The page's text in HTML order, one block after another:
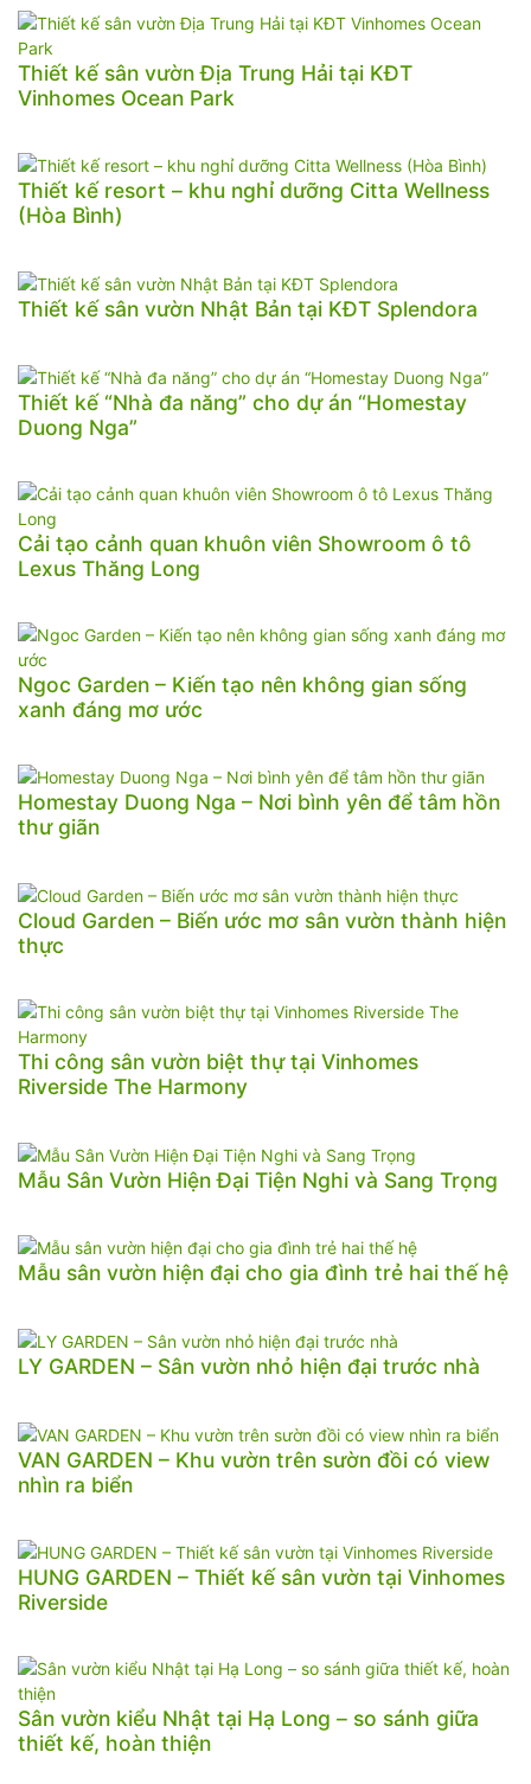
Thiết kế sân vườn Địa Trung Hải tại KĐT
Vinhomes Ocean Park
Thiết kế resort – khu nghỉ dưỡng Citta Wellness
(Hòa Bình)
Thiết kế sân vườn Nhật Bản tại KĐT Splendora
Thiết kế “Nhà đa năng” cho dự án “Homestay
Duong Nga”
Cải tạo cảnh quan khuôn viên Showroom ô tô
Lexus Thăng Long
Ngoc Garden – Kiến tạo nên không gian sống
xanh đáng mơ ước
Homestay Duong Nga – Nơi bình yên để tâm hồn
thư giãn
Cloud Garden – Biến ước mơ sân vườn thành hiện
thực
Thi công sân vườn biệt thự tại Vinhomes
Riverside The Harmony
Mẫu Sân Vườn Hiện Đại Tiện Nghi và Sang Trọng
Mẫu sân vườn hiện đại cho gia đình trẻ hai thế hệ
LY GARDEN – Sân vườn nhỏ hiện đại trước nhà
VAN GARDEN – Khu vườn trên sườn đồi có view
nhìn ra biển
HUNG GARDEN – Thiết kế sân vườn tại Vinhomes
Riverside
Sân vườn kiểu Nhật tại Hạ Long – so sánh giữa
thiết kế, hoàn thiện